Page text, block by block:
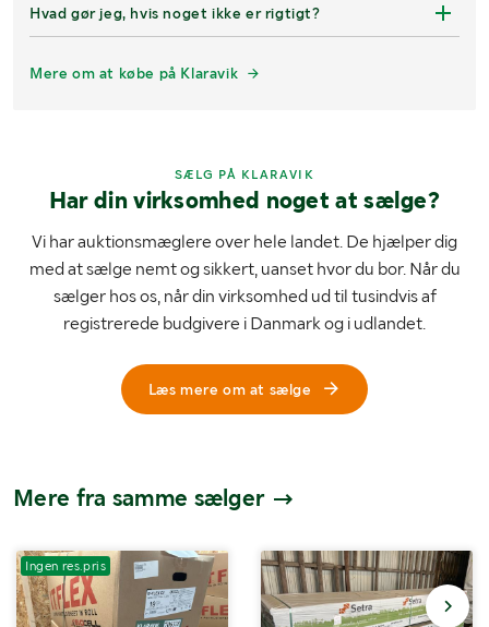
Hvad gør jeg, hvis noget ikke er rigtigt?
Mere om at købe på Klaravik
SÆLG PÅ KLARAVIK
Har din virksomhed noget at sælge?
Vi har auktionsmæglere over hele landet. De hjælper dig
med at sælge nemt og sikkert, uanset hvor du bor. Når du
sælger hos os, når din virksomhed ud til tusindvis af
registrerede budgivere i Danmark og i udlandet.
Læs mere om at sælge
Mere fra samme sælger
Ingen res.pris